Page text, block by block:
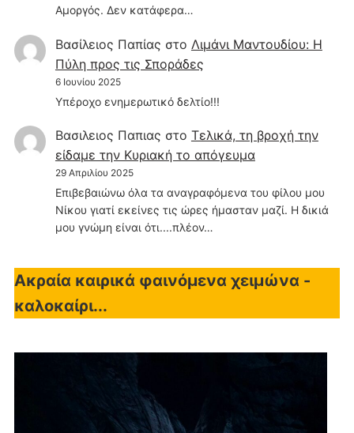
Αμοργός. Δεν κατάφερα…
Βασίλειος Παπίας στο Λιμάνι Μαντουδίου: Η
Πύλη προς τις Σποράδες
6 Ιουνίου 2025
Υπέροχο ενημερωτικό δελτίο!!!
Βασιλειος Παπιας στο Τελικά, τη βροχή την
είδαμε την Κυριακή το απόγευμα
29 Απριλίου 2025
Επιβεβαιώνω όλα τα αναγραφόμενα του φίλου μου
Νίκου γιατί εκείνες τις ώρες ήμασταν μαζί. Η δικιά
μου γνώμη είναι ότι....πλέον…
Ακραία καιρικά φαινόμενα χειμώνα -
καλοκαίρι...